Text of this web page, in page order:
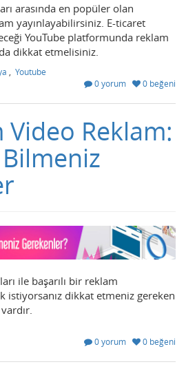
arasında en popüler olan
yayınlayabilirsiniz. E-ticaret
YouTube platformunda reklam
dikkat etmelisiniz.
Youtube
0 yorum
0 beğeni
Reklam:
ile başarılı bir reklam
istiyorsanız dikkat etmeniz gereken
0 yorum
0 beğeni